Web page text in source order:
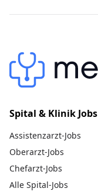
Spital & Klinik Jobs
Assistenzarzt-Jobs
Oberarzt-Jobs
Chefarzt-Jobs
Alle Spital-Jobs